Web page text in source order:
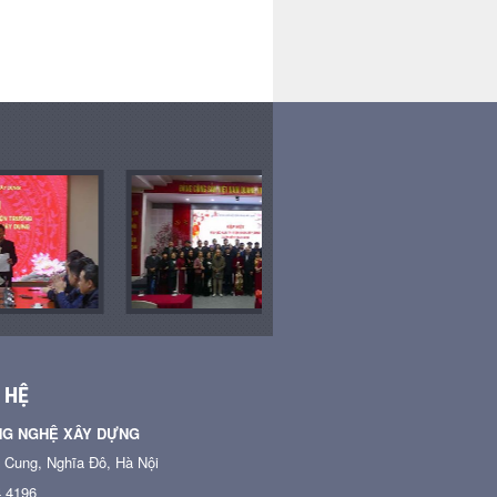
NGHỆ XÂY DỰNG
Nghĩa Đô, Hà Nội
4196